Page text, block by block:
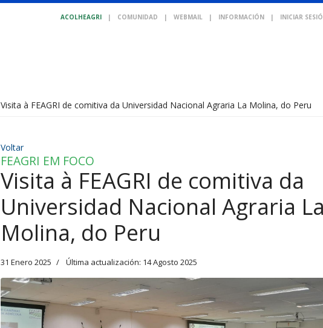
ACOLHEAGRI | COMUNIDAD | WEBMAIL | INFORMACIÓN | INICIAR
Visita à FEAGRI de comitiva da Universidad Nacional Agraria La Molina, do Peru
Voltar
FEAGRI EM FOCO
Visita à FEAGRI de comitiva da
Universidad Nacional Agraria La
Molina, do Peru
31 Enero 2025 Última actualización: 14 Agosto 2025